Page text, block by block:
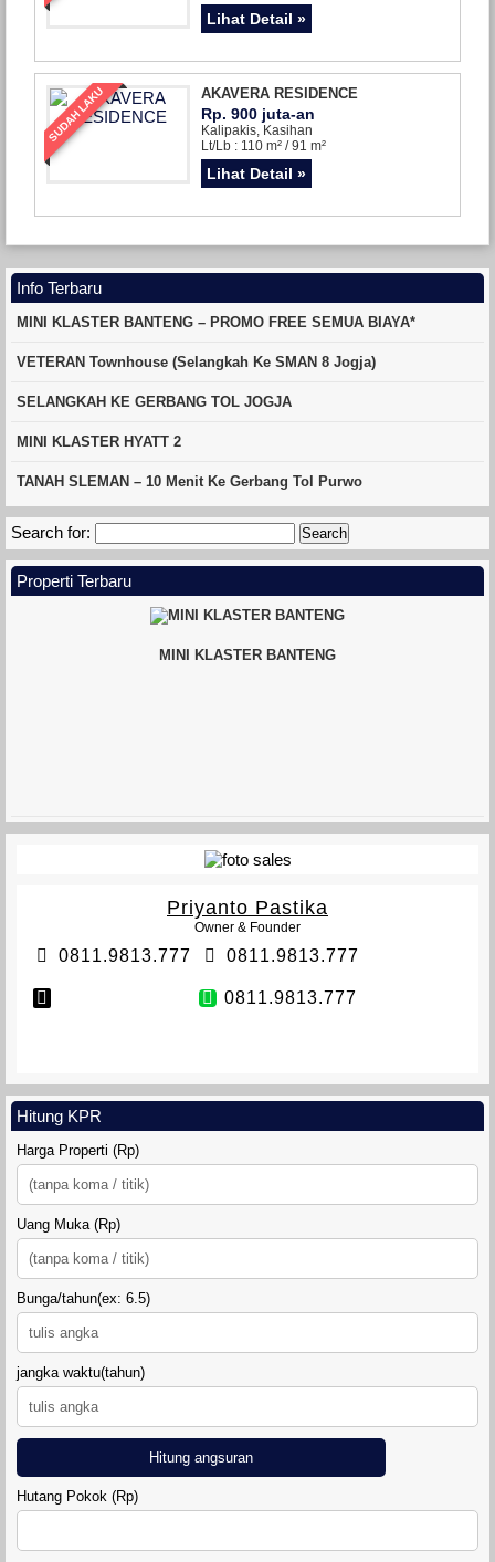
Lihat Detail »
SUDAH LAKU AKAVERA RESIDENCE
Rp. 900 juta-an
Kalipakis, Kasihan
Lt/Lb : 110 m² / 91 m²
Lihat Detail »
Info Terbaru
MINI KLASTER BANTENG – PROMO FREE SEMUA BIAYA*
VETERAN Townhouse (Selangkah Ke SMAN 8 Jogja)
SELANGKAH KE GERBANG TOL JOGJA
MINI KLASTER HYATT 2
TANAH SLEMAN – 10 Menit Ke Gerbang Tol Purwo
Search for:
Properti Terbaru
MINI KLASTER BANTENG
TANAH SIDOMULYO SLEMAN
DIAMOND LAND SIDOARUM
Priyanto Pastika
Owner & Founder
0811.9813.777 0811.9813.777
0811.9813.777
Hitung KPR
Harga Properti (Rp)
Uang Muka (Rp)
Bunga/tahun(ex: 6.5)
jangka waktu(tahun)
Hitung angsuran
Hutang Pokok (Rp)